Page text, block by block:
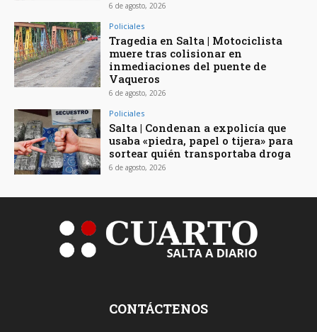
6 de agosto, 2026
Policiales
Tragedia en Salta | Motociclista
muere tras colisionar en
inmediaciones del puente de
Vaqueros
6 de agosto, 2026
Policiales
Salta | Condenan a expolicía que
usaba «piedra, papel o tijera» para
sortear quién transportaba droga
6 de agosto, 2026
CONTÁCTENOS